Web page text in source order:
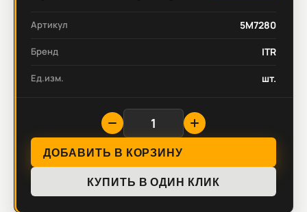
Артикул 5M7280
Бренд ITR
Ед.изм. шт.
ДОБАВИТЬ В КОРЗИНУ
КУПИТЬ В ОДИН КЛИК